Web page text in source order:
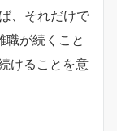
、それだけで
職が続くこと
けることを意